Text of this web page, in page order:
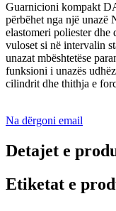
Guarnicioni kompakt
përbëhet nga një unazë
elastomeri poliester
vuloset si në intervalin
unazat mbështetëse
funksioni i unazës
cilindrit dhe thithja e
Na dërgoni email
Detajet e
Etiketat e